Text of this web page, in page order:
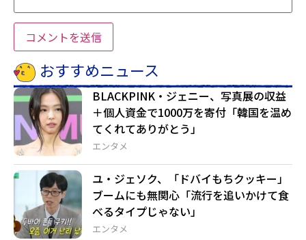
おすすめニュース
エンタメ
BLACKPINK・ジェニー、写真展の収益
＋個人資金で1000万を寄付「韓国を温め
てくれてありがとう」
エンタメ
ユ・ジェソク、「ドバイもちクッキー」
ブームにも無関心「流行を追いかけて食
べるタイプじゃない」